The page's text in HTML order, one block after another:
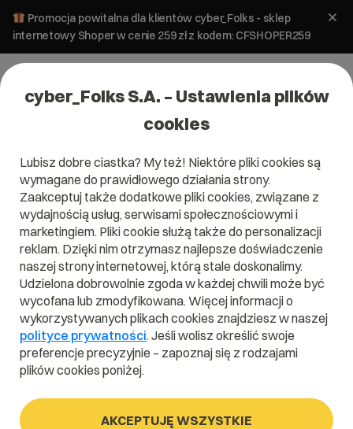
Promocja powitalna dla klientów cyber_Folks - sklep
internetowy Shoper w cenie 259 zł z kodem: CFSHOPER259
cyber_Folks S.A. – Ustawienia plików
cookies
Lubisz dobre ciastka? My też! Niektóre pliki cookies są
wymagane do prawidłowego działania strony.
Zaakceptuj także dodatkowe pliki cookies, związane z
wydajnością usług, serwisami społecznościowymi i
marketingiem. Pliki cookie służą także do personalizacji
reklam. Dzięki nim otrzymasz najlepsze doświadczenie
naszej strony internetowej, którą stale doskonalimy.
Udzielona dobrowolnie zgoda w każdej chwili może być
wycofana lub zmodyfikowana. Więcej informacji o
wykorzystywanych plikach cookies znajdziesz w naszej
polityce prywatności. Jeśli wolisz określić swoje
preferencje precyzyjnie – zapoznaj się z rodzajami
plików cookies poniżej.
AKCEPTUJĘ WSZYSTKIE